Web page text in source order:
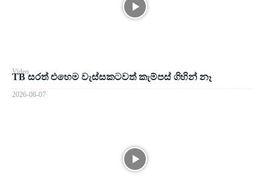
Video
TB සරත් එහෙම වැස්සකටවත් කැම්පස් ගිහින් නෑ
2026-08-07